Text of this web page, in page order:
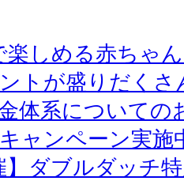
楽しめる赤ちゃ
トが盛りだくさ
体系についての
ャンペーン実施
】ダブルダッチ